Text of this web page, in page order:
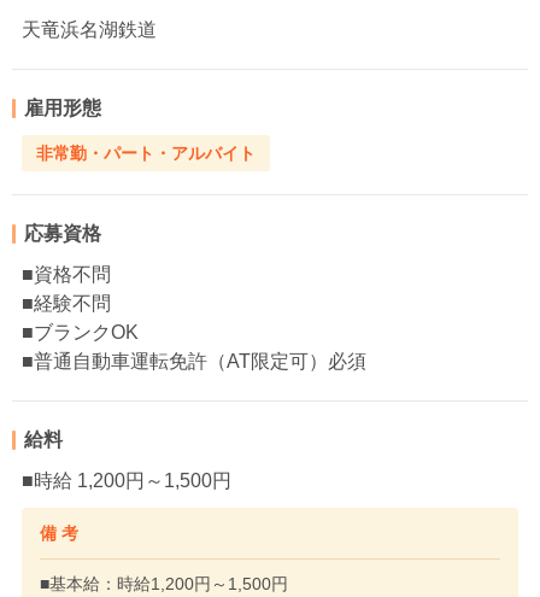
天竜浜名湖鉄道
雇用形態
非常勤・パート・アルバイト
応募資格
■資格不問
■経験不問
■ブランクOK
■普通自動車運転免許（AT限定可）必須
給料
■時給 1,200円～1,500円
備 考
■基本給：時給1,200円～1,500円